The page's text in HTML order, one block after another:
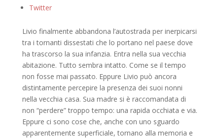
Twitter
Livio finalmente abbandona l’autostrada per inerpicarsi
tra i tornanti dissestati che lo portano nel paese dove
ha trascorso la sua infanzia. Entra nella sua vecchia
abitazione. Tutto sembra intatto. Come se il tempo
non fosse mai passato. Eppure Livio può ancora
distintamente percepire la presenza dei suoi nonni
nella vecchia casa. Sua madre si è raccomandata di
non “perdere” troppo tempo: una rapida occhiata e via.
Eppure ci sono cose che, anche con uno sguardo
apparentemente superficiale, tornano alla memoria e